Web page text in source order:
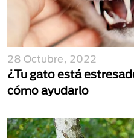
28 Octubre, 2022
¿Tu gato está
cómo ayudarlo